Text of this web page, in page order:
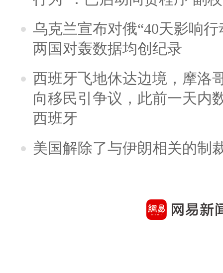
乌克兰宣布对俄“40天影响
两国对轰数据均创纪录
西班牙飞地休达边境，摩洛
向移民引争议，此前一天内
西班牙
美国解除了与伊朗相关的制